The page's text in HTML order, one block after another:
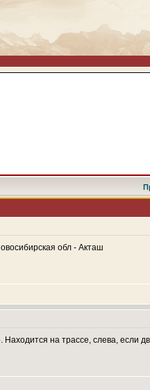
обл - Акташ
на трассе, слева, если